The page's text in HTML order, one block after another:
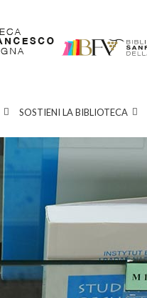
SOSTIENI LA BIBLIOTECA